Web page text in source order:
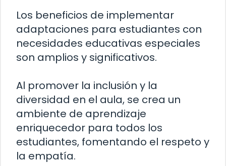
Los beneficios de implementar
adaptaciones para estudiantes con
necesidades educativas especiales
son amplios y significativos.
Al promover la inclusión y la
diversidad en el aula, se crea un
ambiente de aprendizaje
enriquecedor para todos los
estudiantes, fomentando el respeto y
la empatía.